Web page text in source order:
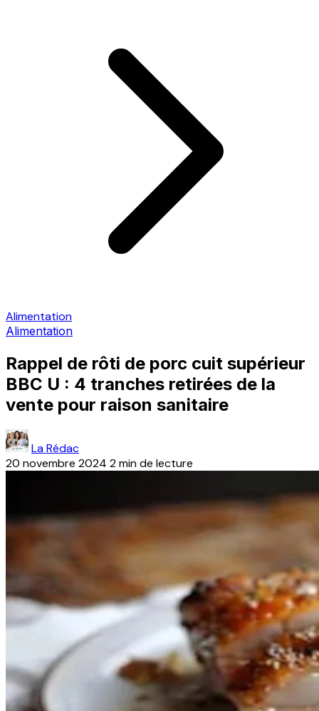
Alimentation
Alimentation
Rappel de rôti de porc cuit supérieur
BBC U : 4 tranches retirées de la
vente pour raison sanitaire
La Rédac
20 novembre 2024 2 min de lecture